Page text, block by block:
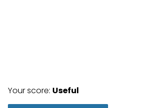
Your score: Useful